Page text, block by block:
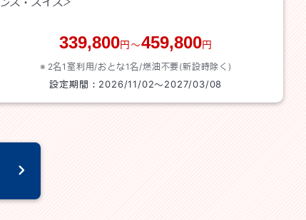
339,800円～459,800円
2名1室利用/おとな1名/燃油不要(新設時除く)
設定期間： 2026/11/02～2027/03/08